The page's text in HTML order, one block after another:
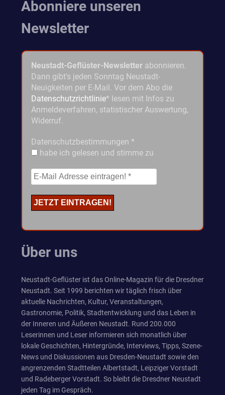
Abonniere unseren
Newsletter
Neustadt-Geflüster-Newsletter abonnieren.
Dann gibt's jeden Sonntag Neustadt-
Neuigkeiten per E-Mail. Vor dem Abo die
Datenschutzrichtlinie* lesen mit Infos zu
Anmeldeverfahren, statistischer Auswertung,
Widerruf.
Datenschutzbestimmungen *
habe ich gelesen und stimme zu
Über uns
Neustadt-Geflüster ist das Online-Magazin für die Dresdner
Neustadt. Seit 1999 berichten wir täglich frisch über
aktuelle Nachrichten, Kultur, Veranstaltungen,
Gastronomie, Politik, Stadtentwicklung und das Leben in
der Inneren und Äußeren Neustadt. Rund 200.000
Leserinnen und Leser informieren sich monatlich über
lokale Geschichten, Hintergründe, Interviews, Tipps, Szene-
News und Diskussionen aus Dresden-Neustadt sowie den
angrenzenden Stadtteilen Albertstadt, Leipziger Vorstadt
und Radeberger Vorstadt. So bleibt die Dresdner Neustadt
jeden Tag im Gespräch.